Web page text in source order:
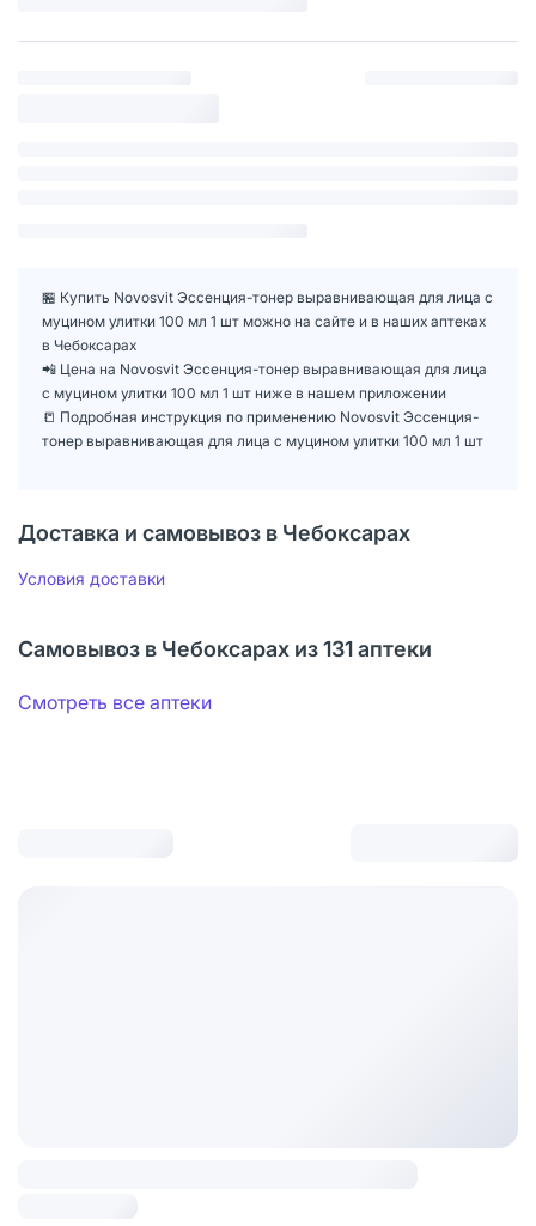
🏪 Купить Novosvit Эссенция-тонер выравнивающая для лица с
муцином улитки 100 мл 1 шт можно на сайте и в наших аптеках
в Чебоксарах
📲 Цена на Novosvit Эссенция-тонер выравнивающая для лица
с муцином улитки 100 мл 1 шт ниже в нашем приложении
📒 Подробная инструкция по применению Novosvit Эссенция-
тонер выравнивающая для лица с муцином улитки 100 мл 1 шт
Доставка и самовывоз в Чебоксарах
Условия доставки
Самовывоз в Чебоксарах из 131 аптеки
Смотреть все аптеки